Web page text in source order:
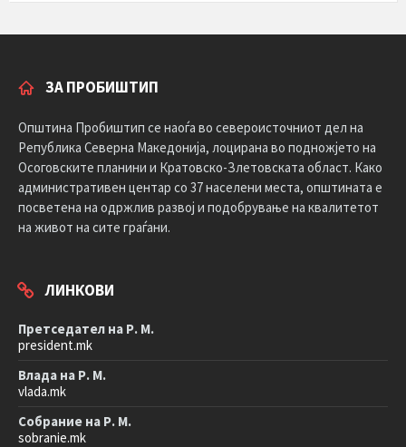
ЗА ПРОБИШТИП
Општина Пробиштип се наоѓа во североисточниот дел на
Република Северна Македонија, лоцирана во подножјето на
Осоговските планини и Кратовско-Злетовската област. Како
административен центар со 37 населени места, општината е
посветена на одржлив развој и подобрување на квалитетот
на живот на сите граѓани.
ЛИНКОВИ
Претседател на Р. М.
president.mk
Влада на Р. М.
vlada.mk
Собрание на Р. М.
sobranie.mk